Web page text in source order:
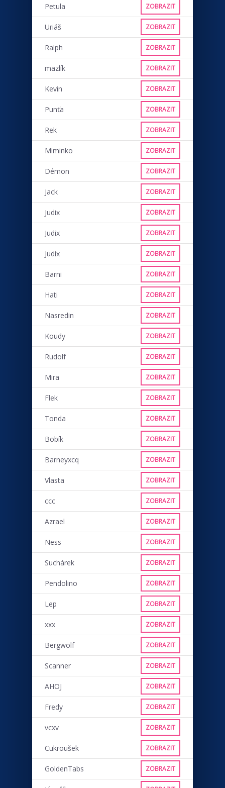
Petula ZOBRAZIT
Uriáš ZOBRAZIT
Ralph ZOBRAZIT
mazlík ZOBRAZIT
Kevin ZOBRAZIT
Punťa ZOBRAZIT
Rek ZOBRAZIT
Miminko ZOBRAZIT
Démon ZOBRAZIT
Jack ZOBRAZIT
Judix ZOBRAZIT
Judix ZOBRAZIT
Judix ZOBRAZIT
Barni ZOBRAZIT
Hati ZOBRAZIT
Nasredin ZOBRAZIT
Koudy ZOBRAZIT
Rudolf ZOBRAZIT
Mira ZOBRAZIT
Flek ZOBRAZIT
Tonda ZOBRAZIT
Bobík ZOBRAZIT
Barneyxcq ZOBRAZIT
Vlasta ZOBRAZIT
ccc ZOBRAZIT
Azrael ZOBRAZIT
Ness ZOBRAZIT
Suchárek ZOBRAZIT
Pendolino ZOBRAZIT
Lep ZOBRAZIT
xxx ZOBRAZIT
Bergwolf ZOBRAZIT
Scanner ZOBRAZIT
AHOJ ZOBRAZIT
Fredy ZOBRAZIT
vcxv ZOBRAZIT
Cukroušek ZOBRAZIT
GoldenTabs ZOBRAZIT